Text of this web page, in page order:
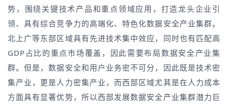
势，围绕关键技术产品和重点领域应用，打造龙头企业引
领、具有综合竞争力的高端化、特色化数据安全产业集群。
北上广等东部区域具有先进技术集中效应，同时也有匹配高
GDP占比的重点市场覆盖，因此需要布局数据安全产业集
群。但是，数据安全和用户业务密不可分，因此既是技术密
集产业，更是人力密集产业，而西部区域尤其是在人力成本
方面具有显著优势，所以西部发展数据安全产业集群潜力巨